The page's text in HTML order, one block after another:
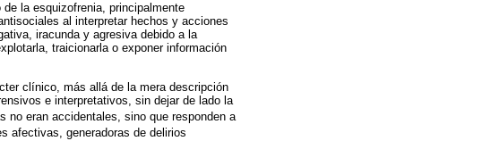
la esquizofrenia, principalmente
al interpretar hechos y acciones
iracunda y agresiva debido a la
traicionarla o exponer información
clínico, más allá de la mera descripción
e interpretativos, sin dejar de lado la
no eran accidentales, sino que responden a
afectivas, generadoras de delirios